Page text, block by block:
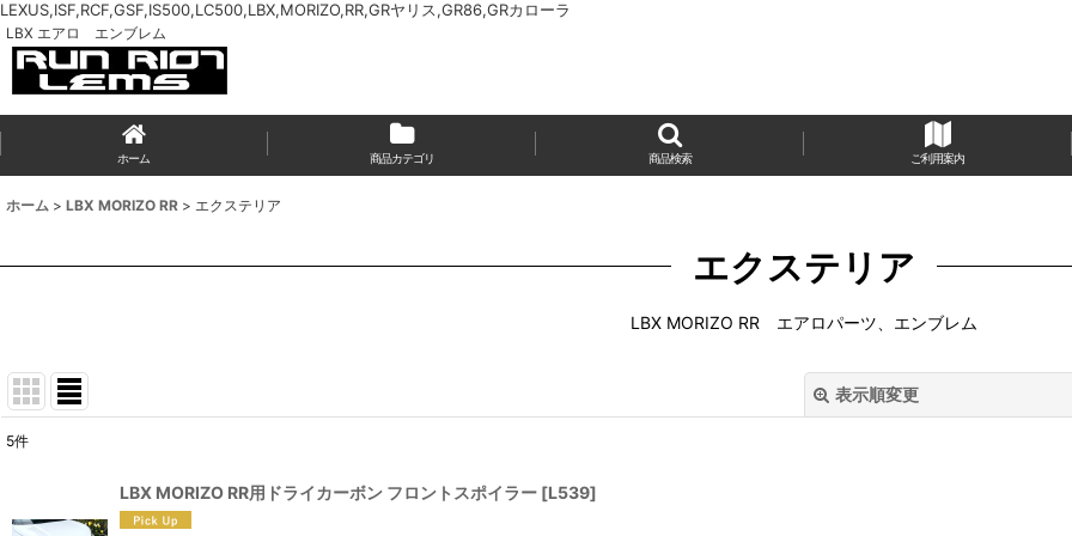
LEXUS,ISF,RCF,GSF,IS500,LC500,LBX,MORIZO,RR,GRヤリス,GR86,GRカローラ
LBX エアロ エンブレム
ホーム 商品カテゴリ 商品検索 ご利用案内
ホーム > LBX MORIZO RR > エクステリア
エクステリア
LBX MORIZO RR エアロパーツ、エンブレム
表示順変更
並び順 :
5件
LBX MORIZO RR用ドライカーボン フロントスポイラー [L539]